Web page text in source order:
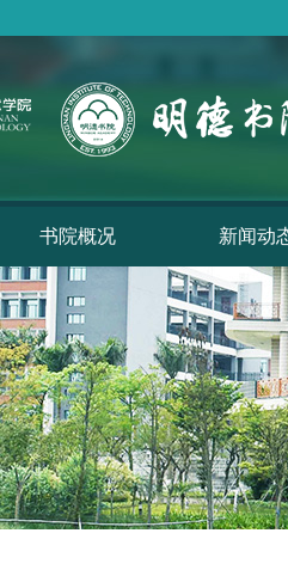
书院概况 新闻动